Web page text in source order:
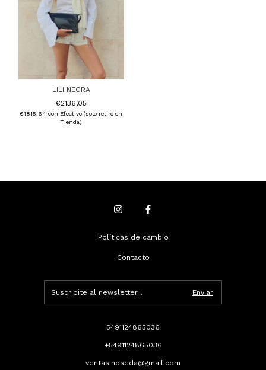
LILI NEGRA
€2136,05
€1815,64 con Efectivo (solo retiro en
Tienda)
Políticas de cambio
Contacto
5491124865036
+5491124865036
ventas.noseda@gmail.com